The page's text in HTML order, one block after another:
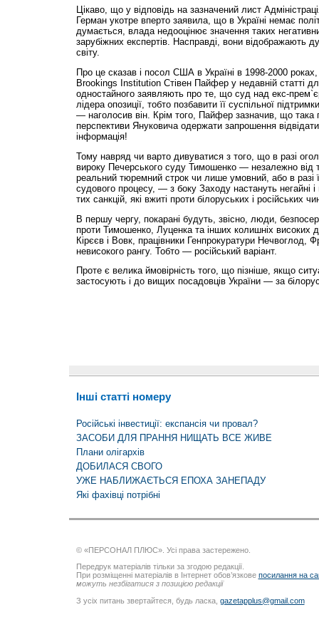
Цікаво, що у відповідь на зазначений лист
Герман укотре вперто заявила, що в Україні немає
думається, влада недооцінює значення таких
зарубіжних експертів. Насправді, вони відображають
світу.
Про це сказав і посол США в Україні в 1998-2000
Brookings Institution Стівен Пайфер у недавній статті
одностайного заявляють про те, що суд над екс-
лідера опозиції, тобто позбавити її суспільної
— наголосив він. Крім того, Пайфер зазначив, що така
перспективи Януковича одержати запрошення
інформація!
Тому навряд чи варто дивуватися з того, що в разі
вироку Печерського суду Тимошенко — незалежно від
реальний тюремний строк чи лише умовний, або в разі
судового процесу, — з боку Заходу настануть негайні і
тих санкцій, які вжиті проти білоруських і російських
В першу чергу, покарані будуть, звісно, люди,
проти Тимошенко, Луценка та інших колишніх
Кірєєв і Вовк, працівники Генпрокуратури Нечвоглод,
невисокого рангу. Тобто — російський варіант.
Проте є велика ймовір­ність того, що пізніше, якщо
застосують і до вищих посадовців України — за
Інші статті номеру
Російські інвестиції: експансія чи провал?
ЗАСОБИ ДЛЯ ПРАННЯ НИЩАТЬ ВСЕ ЖИВЕ
Плани олігархів
ДОБИЛАСЯ СВОГО
УЖЕ НАБЛИЖАЄТЬСЯ ЕПОХА ЗАНЕПАДУ
Які фахівці потрібні
© «ПЕРСОНАЛ ПЛЮС». Усі права застережено.
Передрук матеріалів тільки за згодою редакції.
При розміщенні матеріалів в Інтернет обов’язкове посилання на
можуть незбігатися з позицією редакції
З усіх питань звертайтеся, будь ласка, gazetapplus@gmail.com